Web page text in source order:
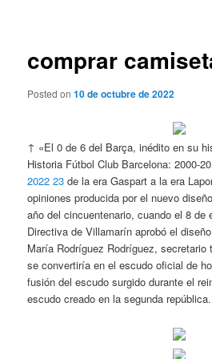
comprar
Posted on10 de octubre de 2022
↑ «El 0 de 6 del Barça, inédito en su
Historia Fútbol Club Barcelona: 2000-
2022 23 de la era Gaspart a la era
opiniones producida por el nuevo
año del cincuentenario, cuando el 8 de
Directiva de Villamarín aprobó el
María Rodríguez Rodríguez,
se convertiría en el escudo oficial de
fusión del escudo surgido durante el
escudo creado en la segunda república.